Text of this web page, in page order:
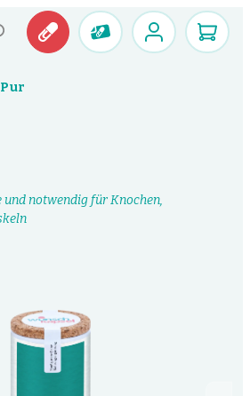
Pur
notwendig für Knochen,